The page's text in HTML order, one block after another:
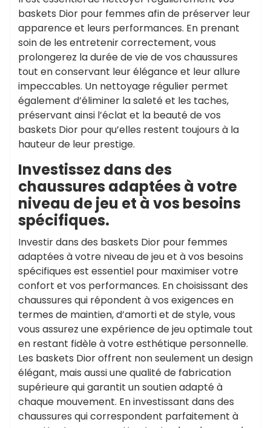
baskets Dior pour femmes afin de préserver leur
apparence et leurs performances. En prenant
soin de les entretenir correctement, vous
prolongerez la durée de vie de vos chaussures
tout en conservant leur élégance et leur allure
impeccables. Un nettoyage régulier permet
également d’éliminer la saleté et les taches,
préservant ainsi l’éclat et la beauté de vos
baskets Dior pour qu’elles restent toujours à la
hauteur de leur prestige.
Investissez dans des
chaussures adaptées à votre
niveau de jeu et à vos besoins
spécifiques.
Investir dans des baskets Dior pour femmes
adaptées à votre niveau de jeu et à vos besoins
spécifiques est essentiel pour maximiser votre
confort et vos performances. En choisissant des
chaussures qui répondent à vos exigences en
termes de maintien, d’amorti et de style, vous
vous assurez une expérience de jeu optimale tout
en restant fidèle à votre esthétique personnelle.
Les baskets Dior offrent non seulement un design
élégant, mais aussi une qualité de fabrication
supérieure qui garantit un soutien adapté à
chaque mouvement. En investissant dans des
chaussures qui correspondent parfaitement à